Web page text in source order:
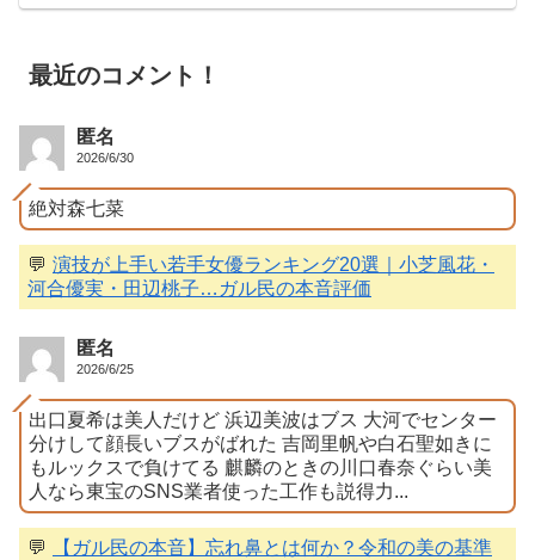
最近のコメント！
匿名
2026/6/30
絶対森七菜
💬 演技が上手い若手女優ランキング20選｜小芝風花・
河合優実・田辺桃子…ガル民の本音評価
匿名
2026/6/25
出口夏希は美人だけど 浜辺美波はブス 大河でセンター
分けして顔長いブスがばれた 吉岡里帆や白石聖如きに
もルックスで負けてる 麒麟のときの川口春奈ぐらい美
人なら東宝のSNS業者使った工作も説得力...
💬
【ガル民の本音】忘れ鼻とは何か？令和の美の基準